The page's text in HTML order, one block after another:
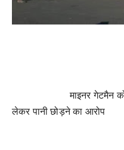
माइनर गेटमैन को हटाने
लेकर पानी छोड़ने का आरोप